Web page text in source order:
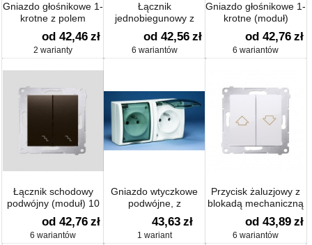
Gniazdo głośnikowe 1-
krotne z polem
opisowym (moduł)
od 42,46 zł
2 warianty
Łącznik
jednobiegunowy z
sygnalizacją
załączenia (moduł) 10
AX
od 42,56 zł
6 wariantów
Gniazdo głośnikowe 1-
krotne (moduł)
od 42,76 zł
6 wariantów
Łącznik schodowy
podwójny (moduł) 10
AX
od 42,76 zł
6 wariantów
Gniazdo wtyczkowe
podwójne, z
przesłonami torów
prądowych, klapka
dymna
43,63 zł
1 wariant
Przycisk żaluzjowy z
blokadą mechaniczną
równoczesnego
włączenia (moduł) 10
AX
od 43,89 zł
6 wariantów